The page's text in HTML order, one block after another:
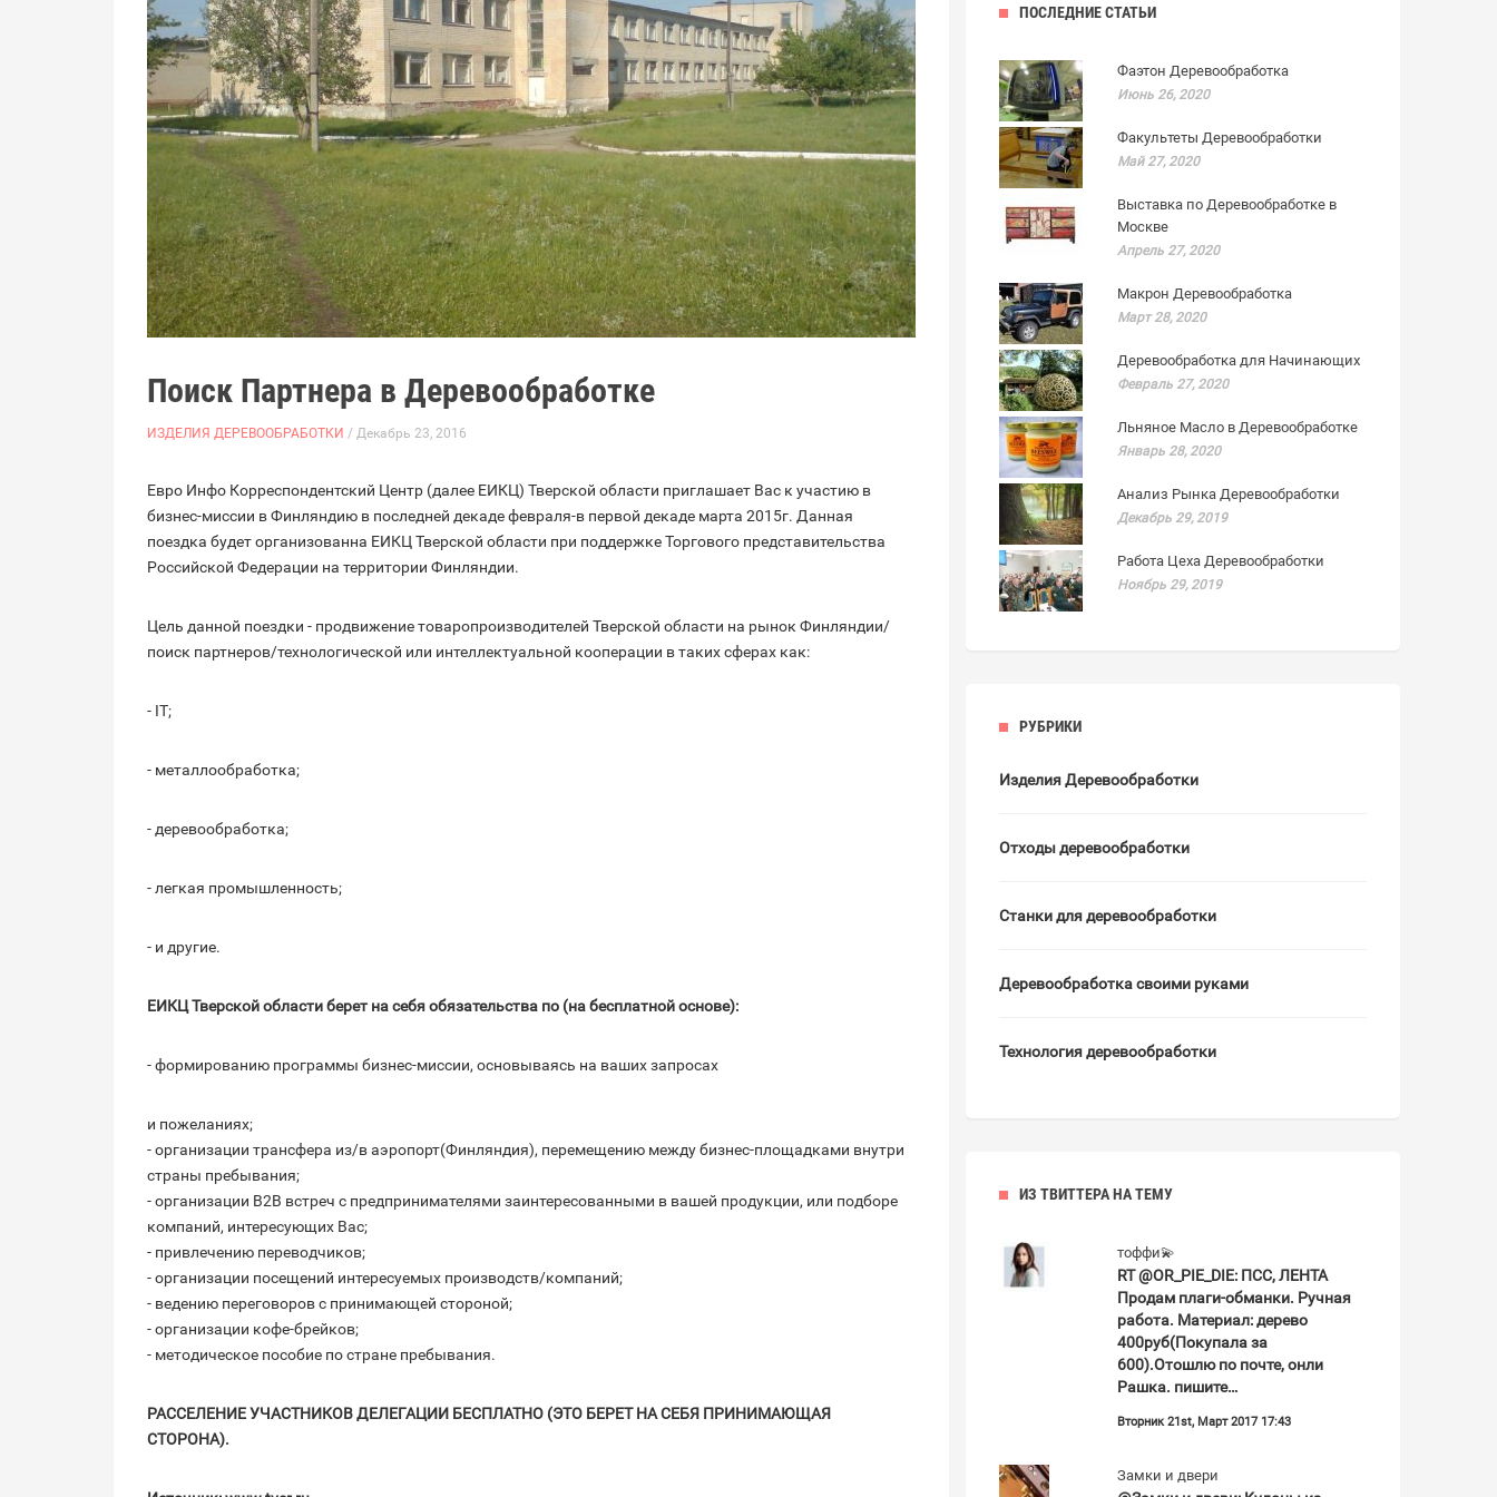
Поиск Партнера в Деревообработке
ИЗДЕЛИЯ ДЕРЕВООБРАБОТКИ / Декабрь 23, 2016
Евро Инфо Корреспондентский Центр (далее ЕИКЦ) Тверской области приглашает Вас к участию в
бизнес-миссии в Финляндию в последней декаде февраля-в первой декаде марта 2015г. Данная
поездка будет организованна ЕИКЦ Тверской области при поддержке Торгового представительства
Российской Федерации на территории Финляндии.
Цель данной поездки - продвижение товаропроизводителей Тверской области на рынок Финляндии/
поиск партнеров/технологической или интеллектуальной кооперации в таких сферах как:
- IT;
- металлообработка;
- деревообработка;
- легкая промышленность;
- и другие.
ЕИКЦ Тверской области берет на себя обязательства по (на бесплатной основе):
- формированию программы бизнес-миссии, основываясь на ваших запросах
и пожеланиях;
- организации трансфера из/в аэропорт(Финляндия), перемещению между бизнес-площадками внутри
страны пребывания;
- организации B2B встреч с предпринимателями заинтересованными в вашей продукции, или подборе
компаний, интересующих Вас;
- привлечению переводчиков;
- организации посещений интересуемых производств/компаний;
- ведению переговоров с принимающей стороной;
- организации кофе-брейков;
- методическое пособие по стране пребывания.
РАССЕЛЕНИЕ УЧАСТНИКОВ ДЕЛЕГАЦИИ БЕСПЛАТНО (ЭТО БЕРЕТ НА СЕБЯ ПРИНИМАЮЩАЯ
СТОРОНА).
ПОСЛЕДНИЕ СТАТЬИ
Фаэтон Деревообработка
Июнь 26, 2020
Факультеты Деревообработки
Май 27, 2020
Выставка по Деревообработке в
Москве
Апрель 27, 2020
Макрон Деревообработка
Март 28, 2020
Деревообработка для Начинающих
Февраль 27, 2020
Льняное Масло в Деревообработке
Январь 28, 2020
Анализ Рынка Деревообработки
Декабрь 29, 2019
Работа Цеха Деревообработки
Ноябрь 29, 2019
РУБРИКИ
Изделия Деревообработки
Отходы деревообработки
Станки для деревообработки
Деревообработка своими руками
Технология деревообработки
ИЗ ТВИТТЕРА НА ТЕМУ
тоффи💫
RT @OR_PIE_DIE: ПСС, ЛЕНТА
Продам плаги-обманки. Ручная
работа. Материал: дерево
400руб(Покупала за
600).Отошлю по почте, онли
Рашка. пишите…
Вторник 21st, Март 2017 17:43
Замки и двери